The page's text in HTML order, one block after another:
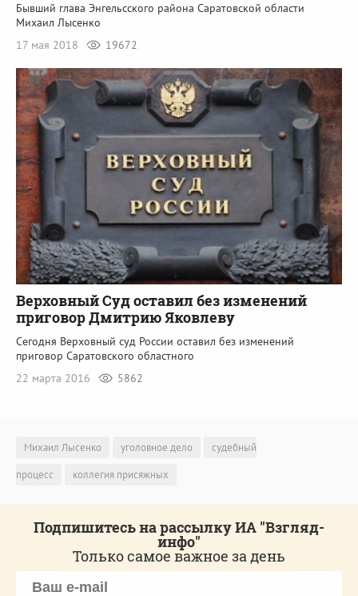
Бывший глава Энгельсского района Саратовской области
Михаил Лысенко
17 мая 2018
19672
Верховный Суд оставил без изменений
приговор Дмитрию Яковлеву
Сегодня Верховный суд России оставил без изменений
приговор Саратовского областного
22 марта 2016
5862
Михаил Лысенко уголовное дело
судебный
процесс
коллегия присяжных
Подпишитесь на рассылку ИА "Взгляд-
инфо"
Только самое важное за день